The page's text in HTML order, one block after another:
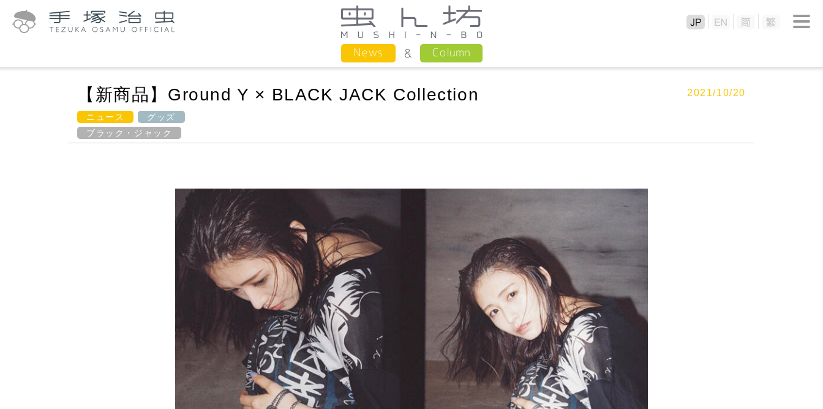
News Column
【新商品】Ground Y × BLACK JACK Collection
ニュース
グッズ
ブラック・ジャック
2021/10/20